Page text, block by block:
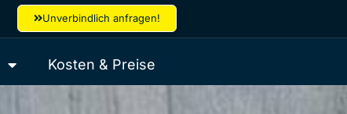
Unverbindlich anfragen!
Kosten & Preise